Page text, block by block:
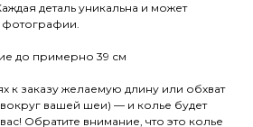
деталь уникальна и может
фотографии.
до примерно 39 см
к заказу желаемую длину или обхват
вашей шеи) — и колье будет
Обратите внимание, что это колье